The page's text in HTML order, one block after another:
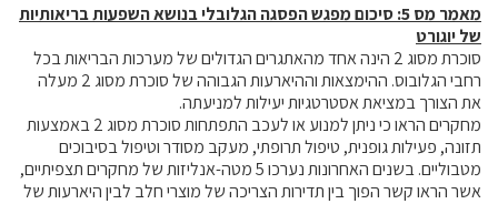
מאמר מס 5: סיכום מפגש הפסגה הגלובלי בנושא השפעות בריאותיות
של יוגורט
סוכרת מסוג 2 הינה אחד מהאתגרים הגדולים של מערכות הבריאות בכל
רחבי הגלובוס. ההימצאות וההיארעות הגבוהה של סוכרת מסוג 2 מעלה
את הצורך במציאת אסטרטגיות יעילות למניעתה.
מחקרים הראו כי ניתן למנוע או לעכב התפתחות סוכרת מסוג 2 באמצעות
תזונה, פעילות גופנית, טיפול תרופתי, מעקב מסודר וטיפול בסיבוכים
מטבוליים. בשנים האחרונות נערכו 5 מטה-אנליזות של מחקרים תצפיתיים,
אשר הראו קשר הפוך בין תדירות הצריכה של מוצרי חלב לבין היארעות של